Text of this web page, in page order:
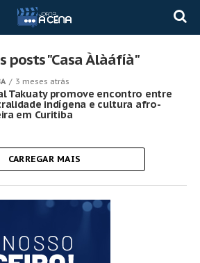
posts "Casa Àlàáfíà"
3 meses atrás
Takuaty promove encontro entre
indígena e cultura afro-
em Curitiba
CARREGAR MAIS